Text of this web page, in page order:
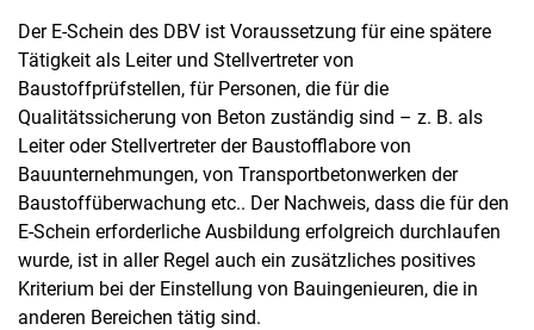
Lehrveranstaltungen
Vertiefungsrichtung Werkstoffe
Ba­che­lor-, Mas­ter- und Pro­jekt­ar­bei­ten
E-Schein
Der E-Schein des DBV ist Voraussetzung für eine spätere
Tätigkeit als Leiter und Stellvertreter von
Baustoffprüfstellen, für Personen, die für die
Qualitätssicherung von Beton zuständig sind – z. B. als
Leiter oder Stellvertreter der Baustofflabore von
Bauunternehmungen, von Transportbetonwerken der
Baustoffüberwachung etc.. Der Nachweis, dass die für den
E-Schein erforderliche Ausbildung erfolgreich durchlaufen
wurde, ist in aller Regel auch ein zusätzliches positives
Kriterium bei der Einstellung von Bauingenieuren, die in
anderen Bereichen tätig sind.